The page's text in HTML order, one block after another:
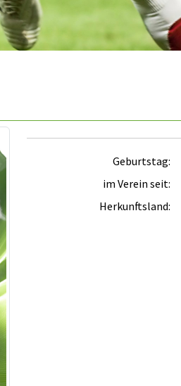
Geburtstag:
im Verein seit:
Herkunftsland: